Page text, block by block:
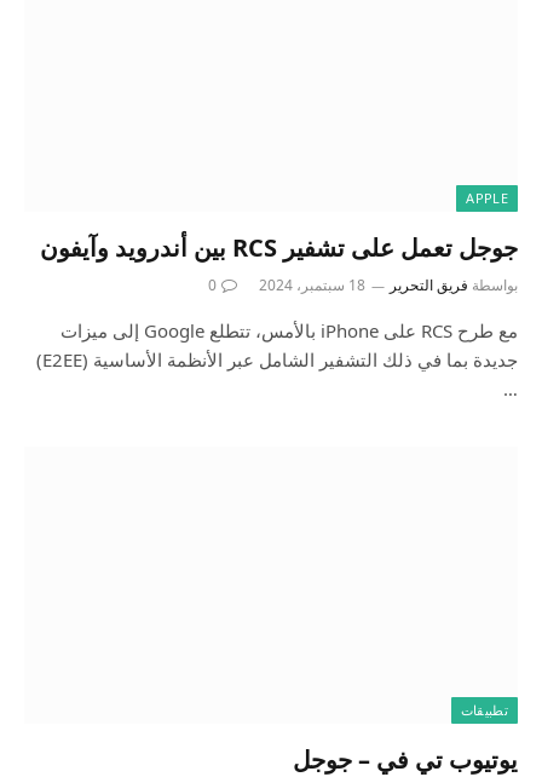
APPLE
جوجل تعمل على تشفير RCS بين أندرويد وآيفون
بواسطة فريق التحرير 18 سبتمبر، 2024 0
مع طرح RCS على iPhone بالأمس، تتطلع Google إلى ميزات
جديدة بما في ذلك التشفير الشامل عبر الأنظمة الأساسية (E2EE)
…
تطبيقات
يوتيوب تي في – جوجل